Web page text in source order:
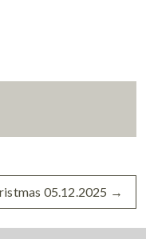
05.12.2025 →